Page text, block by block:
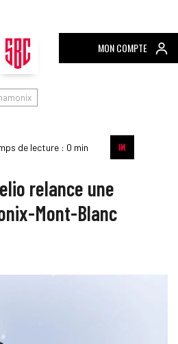
MON COMPTE
de lecture : 0 min
relance une
Mont-Blanc